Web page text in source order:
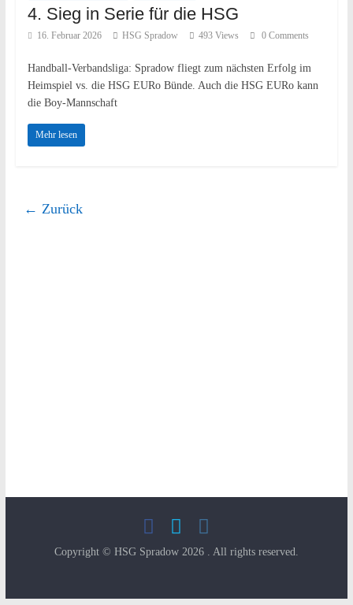
4. Sieg in Serie für die HSG
16. Februar 2026 HSG Spradow 493 Views 0 Comments
Handball-Verbandsliga: Spradow fliegt zum nächsten Erfolg im
Heimspiel vs. die HSG EURo Bünde. Auch die HSG EURo kann
die Boy-Mannschaft
Mehr lesen
← Zurück
Copyright © HSG Spradow 2026 . All rights reserved.